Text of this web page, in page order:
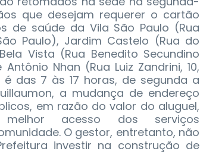
que desejam requerer o cartão
de saúde da Vila São Paulo (Rua
Paulo), Jardim Castelo (Rua do
Vista (Rua Benedito Secundino
Nhan (Rua Luiz Zandrini, 10,
das 7 às 17 horas, de segunda a
a mudança de endereço
em razão do valor do aluguel,
acesso dos serviços
O gestor, entretanto, não
investir na construção de